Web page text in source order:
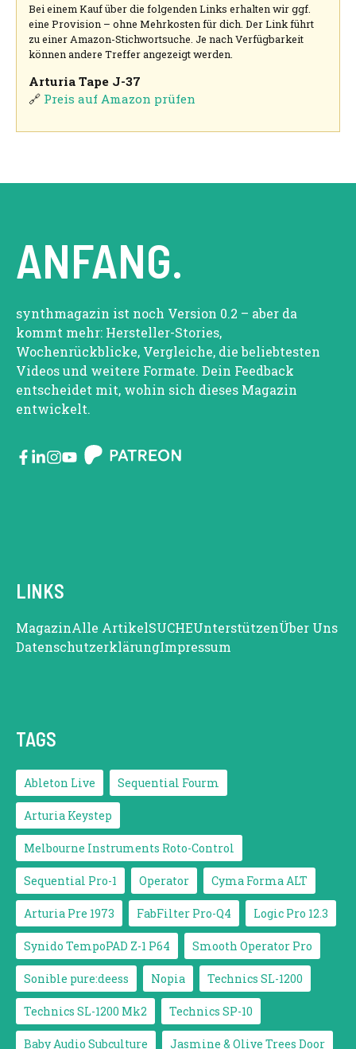
Bei einem Kauf über die folgenden Links erhalten wir ggf.
eine Provision – ohne Mehrkosten für dich. Der Link führt
zu einer Amazon-Stichwortsuche. Je nach Verfügbarkeit
können andere Treffer angezeigt werden.
Arturia Tape J-37
🔗 Preis auf Amazon prüfen
ANFANG.
synthmagazin ist noch Version 0.2 – aber da
kommt mehr: Hersteller-Stories,
Wochenrückblicke, Vergleiche, die beliebtesten
Videos und weitere Formate. Dein Feedback
entscheidet mit, wohin sich dieses Magazin
entwickelt.
LINKS
MagazinAlle ArtikelSUCHEUnterstützenÜber Uns
DatenschutzerklärungImpressum
TAGS
Ableton Live Sequential Fourm
Arturia Keystep
Melbourne Instruments Roto-Control
Sequential Pro-1 Operator Cyma Forma ALT
Arturia Pre 1973 FabFilter Pro-Q4 Logic Pro 12.3
Synido TempoPAD Z-1 P64 Smooth Operator Pro
Sonible pure:deess Nopia Technics SL-1200
Technics SL-1200 Mk2 Technics SP-10
Baby Audio Subculture Jasmine & Olive Trees Door